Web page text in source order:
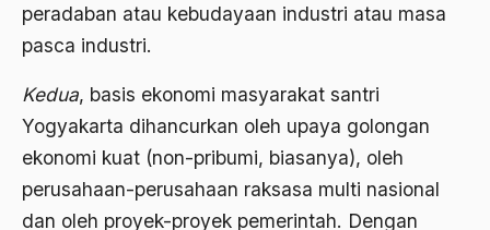
peradaban atau kebudayaan industri atau masa
pasca industri.
Kedua, basis ekonomi masyarakat santri
Yogyakarta dihancurkan oleh upaya golongan
ekonomi kuat (non-pribumi, biasanya), oleh
perusahaan-perusahaan raksasa multi nasional
dan oleh proyek-proyek pemerintah. Dengan
1991
1989
1988
1987
Adat Siri
Adi Sasono